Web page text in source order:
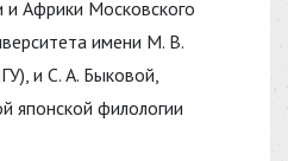
и Африки Московского
имени М. В.
и С. А. Быковой,
японской филологии